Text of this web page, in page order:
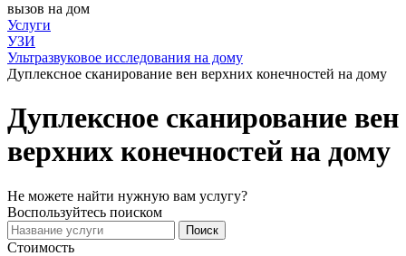
вызов на дом
Услуги
УЗИ
Ультразвуковое исследования на дому
Дуплексное сканирование вен верхних конечностей на дому
Дуплексное сканирование вен
верхних конечностей на дому
Не можете найти нужную вам услугу?
Воспользуйтесь поиском
Поиск
Стоимость